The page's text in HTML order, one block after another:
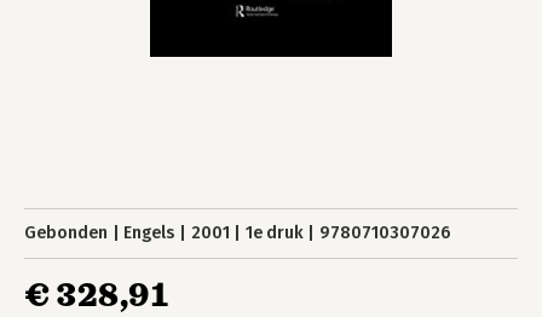
Gebonden Engels 2001 1e druk 9780710307026
€ 328,91